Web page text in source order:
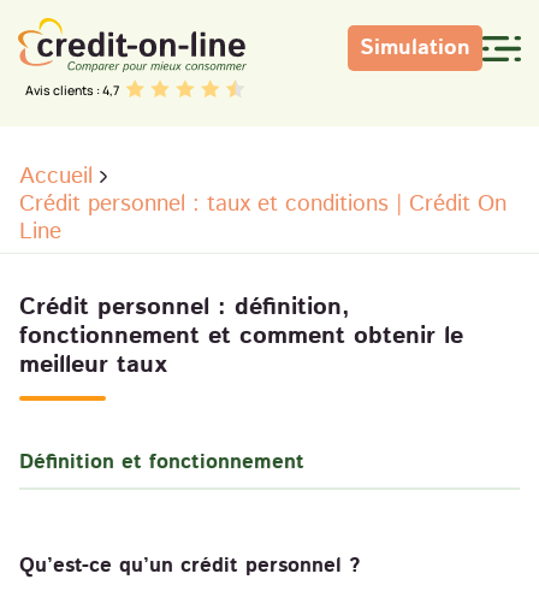
Avis clients : 4,7
Simulation
Accueil
Crédit personnel : taux et conditions | Crédit On
Line
Crédit personnel : définition,
fonctionnement et comment obtenir le
meilleur taux
Définition et fonctionnement
Qu’est-ce qu’un crédit personnel ?